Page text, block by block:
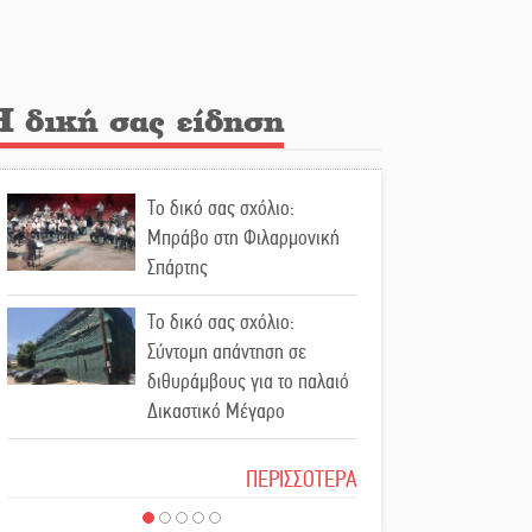
Οδύνη στην Απιδιά για τον
χαμό της 29χρονης Ελένης
σε τροχαίο
«Σφραγίδα» έργου και
απολογισμού στο
Παναρκαδικό από τον Κυρ.
Διαμαντάκο
Μια «χρυσή» ελαιοκομική
προοπτική για τη Λακωνία
Εκδηλώσεις του ΚΚΕ
Λακωνίας για τα 80 χρόνια
δική σας είδηση
Το δικό σας σχόλιο:
Μπράβο στη Φιλαρμονική
Σπάρτης
Το δικό σας σχόλιο:
Σύντομη απάντηση σε
διθυράμβους για το παλαιό
Δικαστικό Μέγαρο
Το δικό σας σχόλιο: Ιερή
ΠΕΡΙΣΣΟΤΕΡΑ